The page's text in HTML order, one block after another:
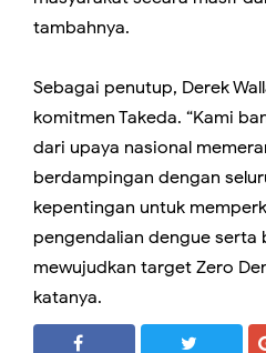
tambahnya.
Sebagai penutup, Derek
komitmen Takeda. “Kami
dari upaya nasional
berdampingan dengan
kepentingan untuk
pengendalian dengue serta
mewujudkan target Zero
katanya.